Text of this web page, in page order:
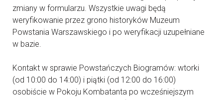
zmiany w formularzu. Wszystkie uwagi będą
weryfikowanie przez grono historyków Muzeum
Powstania Warszawskiego i po weryfikacji uzupełniane
w bazie.
Kontakt w sprawie Powstańczych Biogramów: wtorki
(od 10:00 do 14:00) i piątki (od 12:00 do 16:00)
osobiście w Pokoju Kombatanta po wcześniejszym